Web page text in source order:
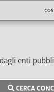
enti
CERCA